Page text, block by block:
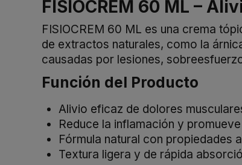
FISIOCREM 60 ML –
FISIOCREM 60 ML es una crema
de extractos naturales, como la
causadas por lesiones,
Función del Producto
Alivio eficaz de dolores
Reduce la inflamación y
Fórmula natural con propiedades
Textura ligera y de rápida